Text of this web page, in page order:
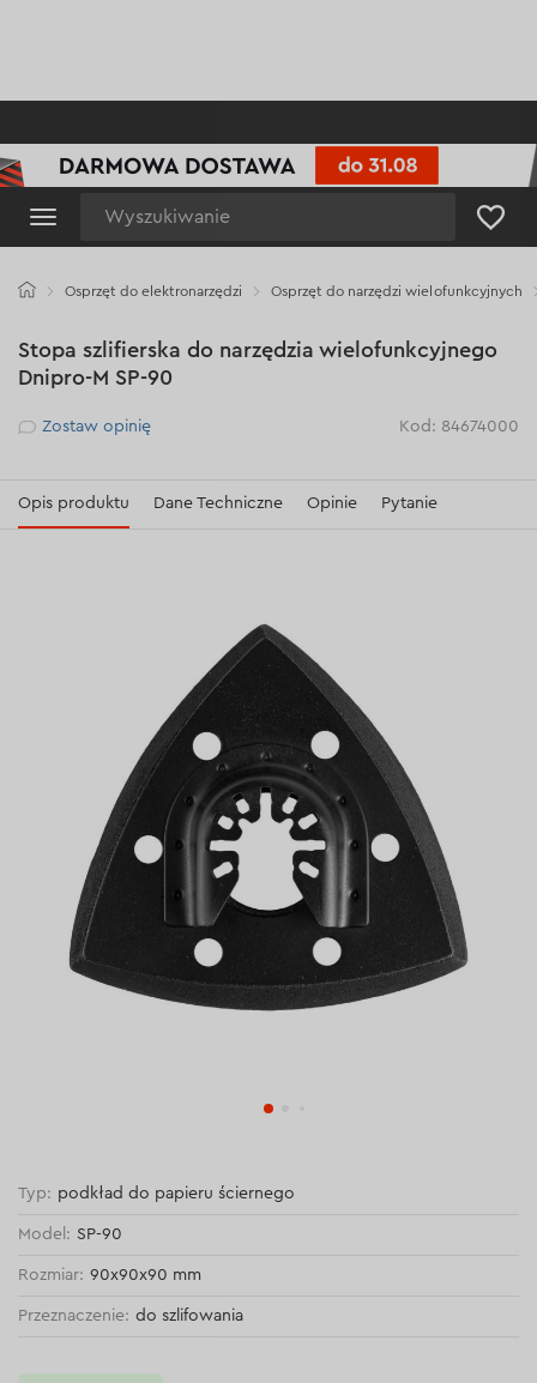
Osprzęt do elektronarzędzi Osprzęt do narzędzi wielofunkcyjnych
Stopa szlifierska do narzędzia wielofunkcyjnego
Dnipro-M SP-90
Рейтинг
Zostaw opinię Kod: 84674000
Opis produktu Dane Techniczne Opinie Pytanie
Typ: podkład do papieru ściernego
Model: SP-90
Rozmiar: 90x90x90 mm
Przeznaczenie: do szlifowania